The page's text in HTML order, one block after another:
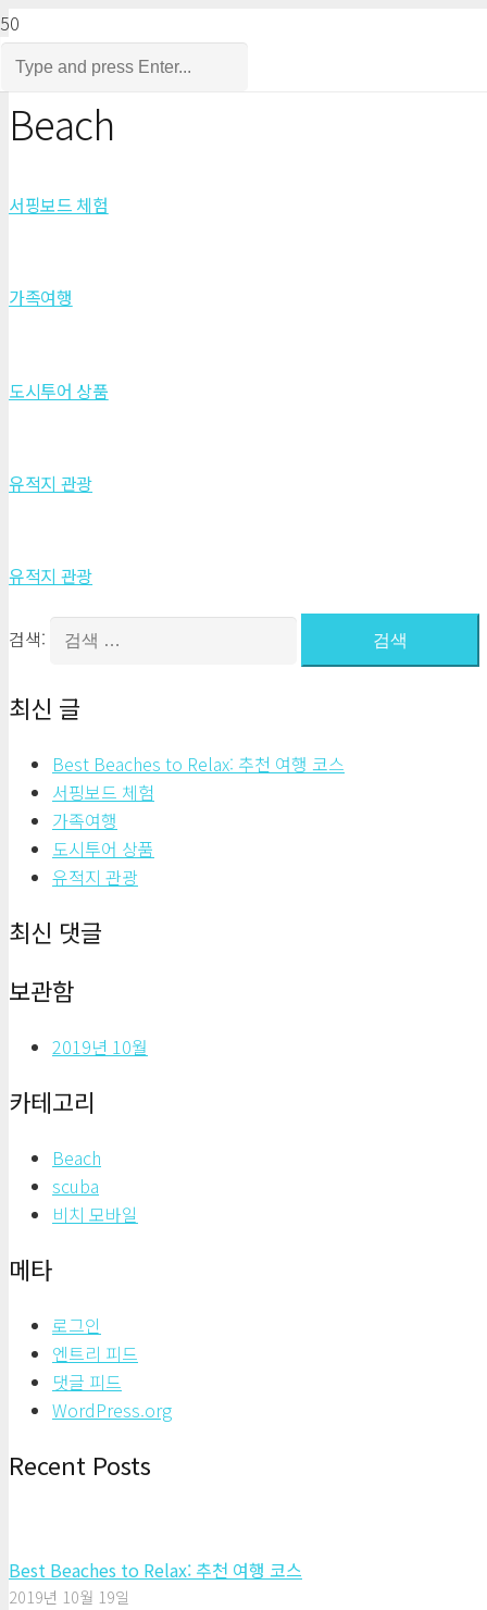
Beach
서핑보드 체험
가족여행
도시투어 상품
유적지 관광
유적지 관광
검색:
최신 글
Best Beaches to Relax: 추천 여행 코스
서핑보드 체험
가족여행
도시투어 상품
유적지 관광
최신 댓글
보관함
2019년 10월
카테고리
Beach
scuba
비치 모바일
메타
로그인
엔트리 피드
댓글 피드
WordPress.org
Recent Posts
Best Beaches to Relax: 추천 여행 코스
2019년 10월 19일